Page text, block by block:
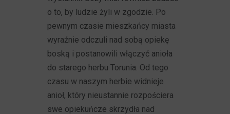
o to, by ludzie żyli w zgodzie. Po
pewnym czasie mieszkańcy miasta
wyraźnie odczuli nad sobą opiekę
boską i postanowili włączyć anioła
do starego herbu Torunia. Od tego
czasu w naszym herbie widnieje
anioł, który nieustannie rozpościera
swe opiekuńcze skrzydła nad